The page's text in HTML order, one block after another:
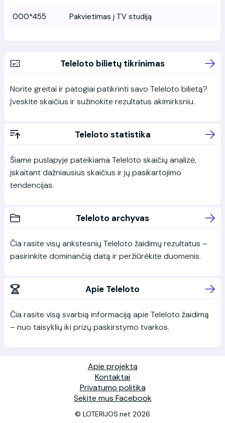
000*455 Pakvietimas į TV studiją
Teleloto bilietų tikrinimas
Norite greitai ir patogiai patikrinti savo Teleloto bilietą?
Įveskite skaičius ir sužinokite rezultatus akimirksniu.
Teleloto statistika
Šiame puslapyje pateikiama Teleloto skaičių analizė,
įskaitant dažniausius skaičius ir jų pasikartojimo
tendencijas.
Teleloto archyvas
Čia rasite visų ankstesnių Teleloto žaidimų rezultatus –
pasirinkite dominančią datą ir peržiūrėkite duomenis.
Apie Teleloto
Čia rasite visą svarbią informaciją apie Teleloto žaidimą
– nuo taisyklių iki prizų paskirstymo tvarkos.
Apie projektą
Kontaktai
Privatumo politika
Sekite mus Facebook
© LOTERIJOS.net 2026